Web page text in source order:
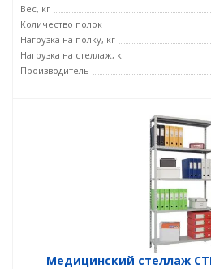
Вес, кг
Количество полок
Нагрузка на полку, кг
Нагрузка на стеллаж, кг
Производитель
Медицинский стеллаж